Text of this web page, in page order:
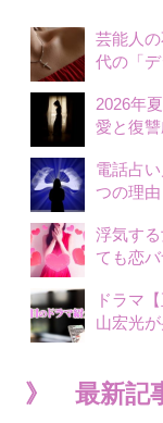
芸能人
代の「
2026年
愛と復讐
電話占
つの理由
浮気す
ても恋バ
ドラマ
山宏光が
》 最新記